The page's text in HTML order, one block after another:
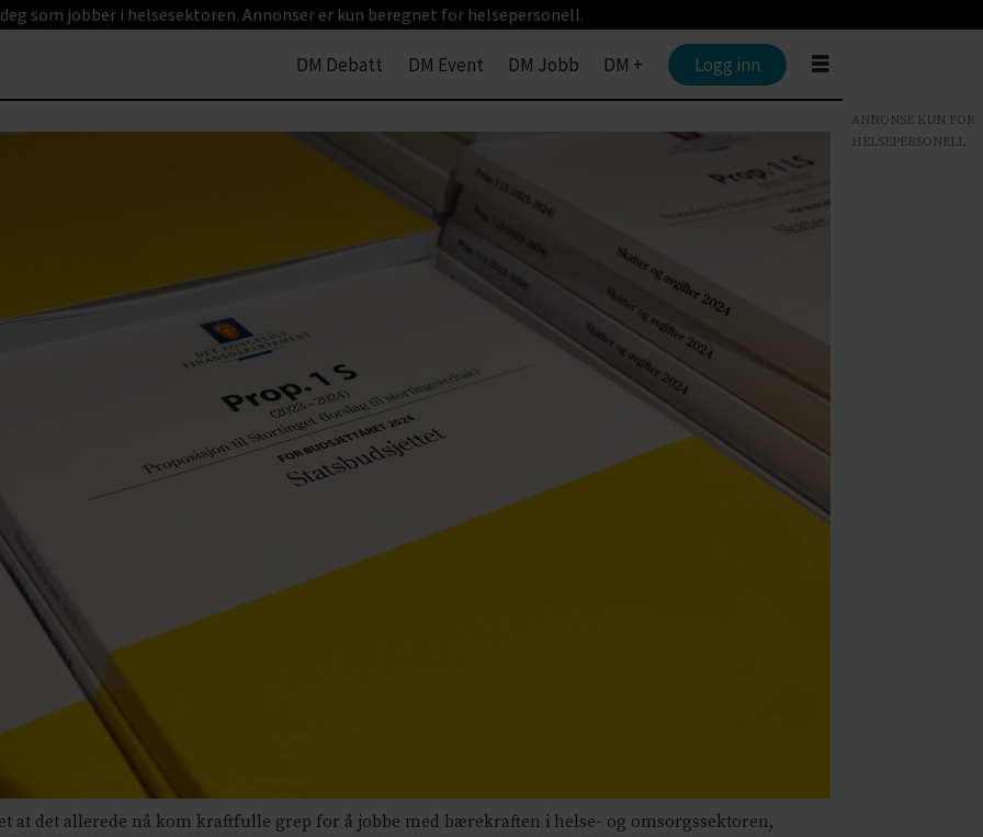
som jobber i helsesektoren. Annonser er kun beregnet for helsepersonell.
DM Debatt DM Event DM Jobb DM + Logg inn
at det allerede nå kom kraftfulle grep for å jobbe med bærekraften i helse- og omsorgssektoren,
ANNONSE KUN FOR
HELSEPERSONELL